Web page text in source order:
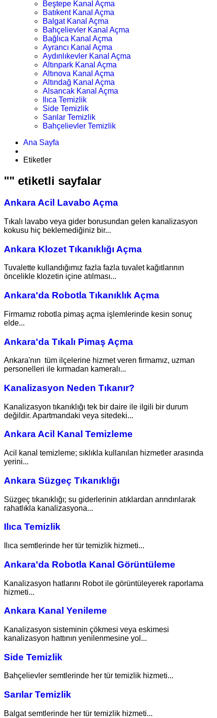
Beştepe Kanal Açma
Batıkent Kanal Açma
Balgat Kanal Açma
Bahçelievler Kanal Açma
Bağlıca Kanal Açma
Ayrancı Kanal Açma
Aydınlıkevler Kanal Açma
Altınpark Kanal Açma
Altınova Kanal Açma
Altındağ Kanal Açma
Alsancak Kanal Açma
Ilıca Temizlik
Side Temizlik
Sarılar Temizlik
Bahçelievler Temizlik
Ana Sayfa
Etiketler
"" etiketli sayfalar
Ankara Acil Lavabo Açma
Tıkalı lavabo veya gider borusundan gelen kanalizasyon
kokusu hiç beklemediğiniz bir...
Ankara Klozet Tıkanıklığı Açma
Tuvalette kullandığımız fazla fazla tuvalet kağıtlarının
öncelikle klozetin içine atılması...
Ankara'da Robotla Tıkanıklık Açma
Firmamız robotla pimaş açma işlemlerinde kesin sonuç
elde...
Ankara'da Tıkalı Pimaş Açma
Ankara'nın tüm ilçelerine hizmet veren firmamız, uzman
personelleri ile kırmadan kameralı...
Kanalizasyon Neden Tıkanır?
Kanalizasyon tıkanıklığı tek bir daire ile ilgili bir durum
değildir. Apartmandaki veya sitedeki...
Ankara Acil Kanal Temizleme
Acil kanal temizleme; sıklıkla kullanılan hizmetler arasında
yerini...
Ankara Süzgeç Tıkanıklığı
Süzgeç tıkanıklığı; su giderlerinin atıklardan arındırılarak
rahatlıkla kanalizasyona...
Ilıca Temizlik
Ilıca semtlerinde her tür temizlik hizmeti...
Ankara'da Robotla Kanal Görüntüleme
Kanalizasyon hatlarını Robot ile görüntüleyerek raporlama
hizmeti...
Ankara Kanal Yenileme
Kanalizasyon sisteminin çökmesi veya eskimesi
kanalizasyon hattının yenilenmesine yol...
Side Temizlik
Bahçelievler semtlerinde her tür temizlik hizmeti...
Sarılar Temizlik
Balgat semtlerinde her tür temizlik hizmeti...